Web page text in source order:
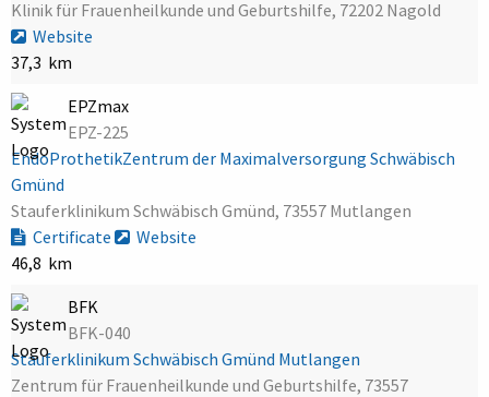
Klinik für Frauenheilkunde und Geburtshilfe, 72202 Nagold
Website
37,3 km
EPZmax
EPZ-225
EndoProthetikZentrum der Maximalversorgung Schwäbisch
Gmünd
Stauferklinikum Schwäbisch Gmünd, 73557 Mutlangen
Certificate
Website
46,8 km
BFK
BFK-040
Stauferklinikum Schwäbisch Gmünd Mutlangen
Zentrum für Frauenheilkunde und Geburtshilfe, 73557